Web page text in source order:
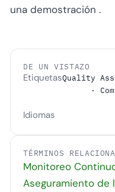
una demostración .
DE UN VISTAZO
EtiquetasQuality
·
Idiomas
TÉRMINOS
Monitoreo
Aseguramiento de